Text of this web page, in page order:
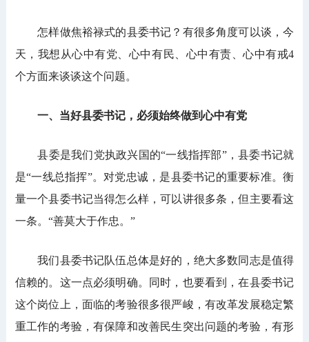
怎样做焦裕禄式的县委书记？有很多角度可以谈，今
天，我想从心中有党、心中有民、心中有责、心中有戒4
个方面来谈谈这个问题。
一、当好县委书记，必须始终做到心中有党
县委是我们党执政兴国的“一线指挥部”，县委书记就
是“一线总指挥”。对党忠诚，是县委书记的重要标准。衡
量一个县委书记当得怎么样，可以讲很多条，但主要看这
一条。“善莫大于作忠。”
我们县委书记队伍总体是好的，绝大多数同志是值得
信赖的。这一点必须明确。同时，也要看到，在县委书记
这个岗位上，面临的考验很多很严峻，有改革发展稳定繁
重工作的考验，有保障和改善民生突出问题的考验，有形